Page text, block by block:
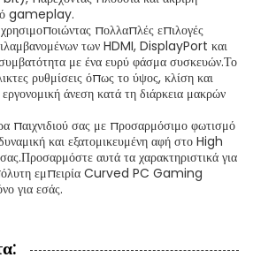
gameplay.
πολλαπλές επιλογές
των HDMI, DisplayPort και
με ένα ευρύ φάσμα συσκευών.Το
ρυθμίσεις όπως το ύψος, κλίση και
άνεση κατά τη διάρκεια μακρών
παιχνιδιού σας με προσαρμόσιμο φωτισμό
και εξατομικευμένη αφή στο High
αυτά τα χαρακτηριστικά για
εμπειρία Curved PC Gaming
για εσάς.